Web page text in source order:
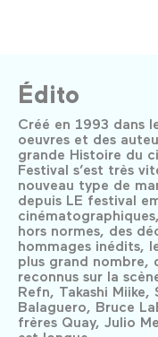
Édito
Créé en 1993 dans
oeuvres et des
grande Histoire du
Festival s’est très
nouveau type de
depuis LE festival
hors normes, des
hommages inédits,
plus grand nombre,
reconnus sur la
Refn, Takashi Miike,
Balaguero, Bruce
frères Quay, Julio